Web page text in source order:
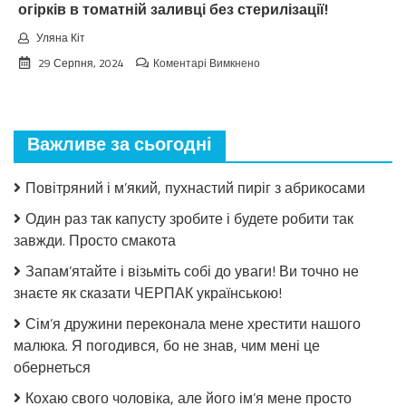
огірків в томатній заливці без стерилізації!
Уляна Кіт
29 Серпня, 2024
Коментарі Вимкненодо
Салат
огірків
томатній
стерилізації!
Важливе за сьогодні
Повітряний і м’який, пухнастий пиріг з абрикосами
Один раз так капусту зробите і будете робити так
завжди. Просто смакота
Запам’ятайте і візьміть собі до уваги! Ви точно не
знаєте як сказати ЧЕРПАК українською!
Сім’я дружини переконала мене хрестити нашого
малюка. Я погодився, бо не знав, чим мені це
обернеться
Кохаю свого чоловіка, але його ім’я мене просто